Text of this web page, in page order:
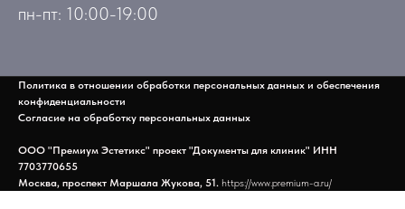
пн-пт: 10:00-19:00
Политика в отношении обработки персональных данных и обеспечения
конфиденциальности
Согласие на обработку персональных данных
ООО "Премиум Эстетикс" проект "Документы для клиник" ИНН
7703770655
Москва, проспект Маршала Жукова, 51. https://www.premium-a.ru/